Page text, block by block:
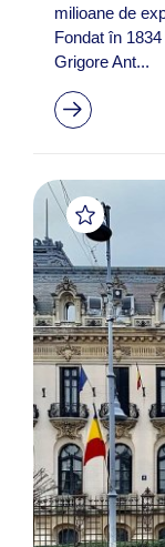
milioane de
Fondat în
Grigore Ant...